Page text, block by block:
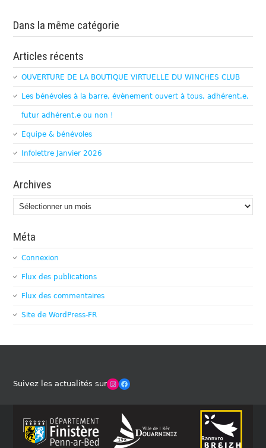
Dans la même catégorie
Articles récents
OUVERTURE DE LA BOUTIQUE VIRTUELLE DU WINCHES CLUB
Les bénévoles à la barre, évènement ouvert à tous, adhérent.e,
futur adhérent.e ou non !
Equipe & bénévoles
Infolettre Janvier 2026
Archives
Archives
Méta
Connexion
Flux des publications
Flux des commentaires
Site de WordPress-FR
Suivez les actualités surWinches Club OfficielFacebook